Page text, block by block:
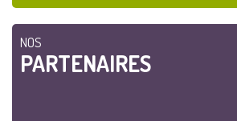
NOS
PARTENAIRES